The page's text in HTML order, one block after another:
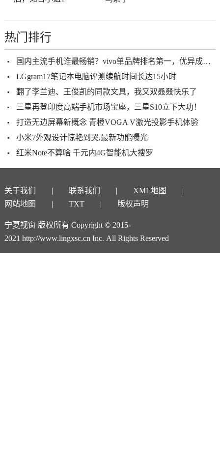
热门排行
国内主流手机谁最畅销？vivo单品牌排名第一，优异成绩不是偶然
LGgram17笔记本电脑评测续航时间长达15小时
翻了李兰迪、王俊凯的同款文具，我又双叒叕快乐了
三星再登印度高端手机市场宝座，三星S10立下大功！
打造无边屏幕新概念 青橙VOGA V激光投影手机体验
小米7外观设计惊艳到哭,最新功能曝光
红米Note不算啥 千元内4G智能机大搜罗
关于我们 联系我们
XML地图
网站地图
TXT 版权声明
宁夏视窗 版权所有 Copyright © 2015-
2021 http://www.lingxsc.cn Inc. All Rights Reserved